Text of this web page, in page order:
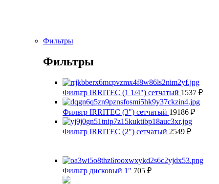
Фильтры
Фильтры
Фильтр IRRITEC (1 1/4") сетчатый 1537 ₽
Фильтр IRRITEC (3") сетчатый 19186 ₽
Фильтр IRRITEC (2") сетчатый 2549 ₽
Фильтр дисковый 1" 705 ₽